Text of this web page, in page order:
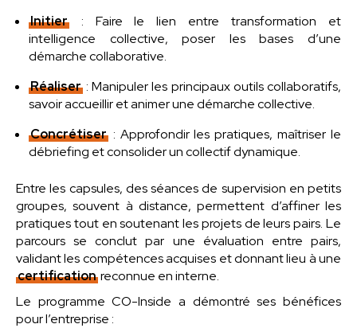
Initier: Faire le lien entre transformation et
intelligence collective, poser les bases d’une
démarche collaborative.
Réaliser: Manipuler les principaux outils collaboratifs,
savoir accueillir et animer une démarche collective.
Concrétiser: Approfondir les pratiques, maîtriser le
débriefing et consolider un collectif dynamique.
Entre les capsules, des séances de supervision en petits
groupes, souvent à distance, permettent d’affiner les
pratiques tout en soutenant les projets de leurs pairs. Le
parcours se conclut par une évaluation entre pairs,
validant les compétences acquises et donnant lieu à une
certificationreconnue en interne.
Le programme CO-Inside a démontré ses bénéfices
pour l’entreprise :